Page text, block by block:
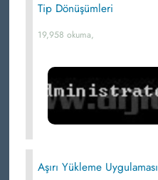
Tip Dönüşümleri
19,958 okuma,
Aşırı Yükleme Uygulaması